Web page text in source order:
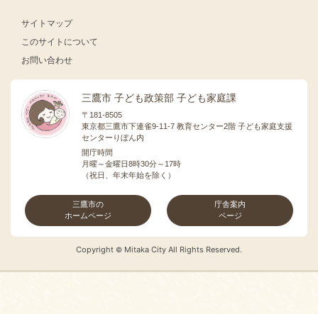
サイトマップ
このサイトについて
お問い合わせ
三鷹市 子ども政策部 子ども家庭課
〒181-8505
東京都三鷹市下連雀9-11-7 教育センター2階 子ども家庭支援
センターりぼん内
開庁時間
月曜～金曜日8時30分～17時
（祝日、年末年始を除く）
三鷹市の
ホームページ
庁舎案内
ページ
Copyright © Mitaka City All Rights Reserved.